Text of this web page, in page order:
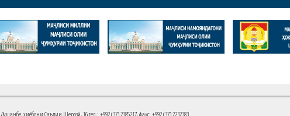
хиёбони Саъдии Шерозӣ, 16 тел.: +992 (37) 2385217, факс: +992 (37) 2232383